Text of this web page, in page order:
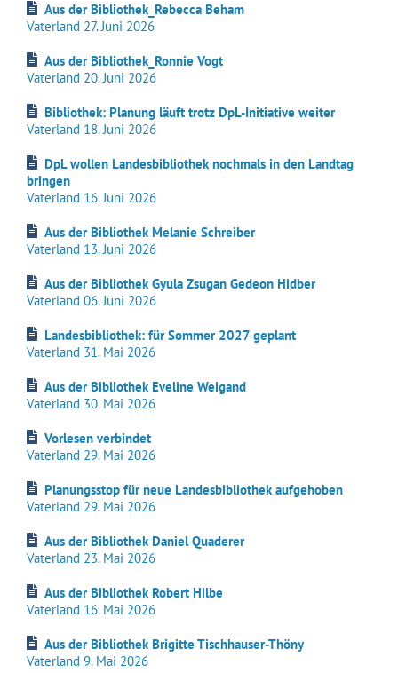
Aus der Bibliothek_Rebecca Beham
Vaterland 27. Juni 2026
Aus der Bibliothek_Ronnie Vogt
Vaterland 20. Juni 2026
Bibliothek: Planung läuft trotz DpL-Initiative weiter
Vaterland 18. Juni 2026
DpL wollen Landesbibliothek nochmals in den Landtag
bringen
Vaterland 16. Juni 2026
Aus der Bibliothek Melanie Schreiber
Vaterland 13. Juni 2026
Aus der Bibliothek Gyula Zsugan Gedeon Hidber
Vaterland 06. Juni 2026
Landesbibliothek: für Sommer 2027 geplant
Vaterland 31. Mai 2026
Aus der Bibliothek Eveline Weigand
Vaterland 30. Mai 2026
Vorlesen verbindet
Vaterland 29. Mai 2026
Planungsstop für neue Landesbibliothek aufgehoben
Vaterland 29. Mai 2026
Aus der Bibliothek Daniel Quaderer
Vaterland 23. Mai 2026
Aus der Bibliothek Robert Hilbe
Vaterland 16. Mai 2026
Aus der Bibliothek Brigitte Tischhauser-Thöny
Vaterland 9. Mai 2026